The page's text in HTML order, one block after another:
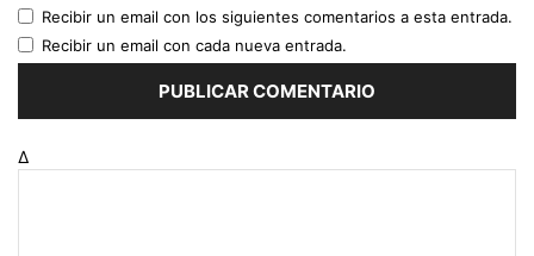
Recibir un email con los siguientes comentarios a esta entrada.
Recibir un email con cada nueva entrada.
Δ